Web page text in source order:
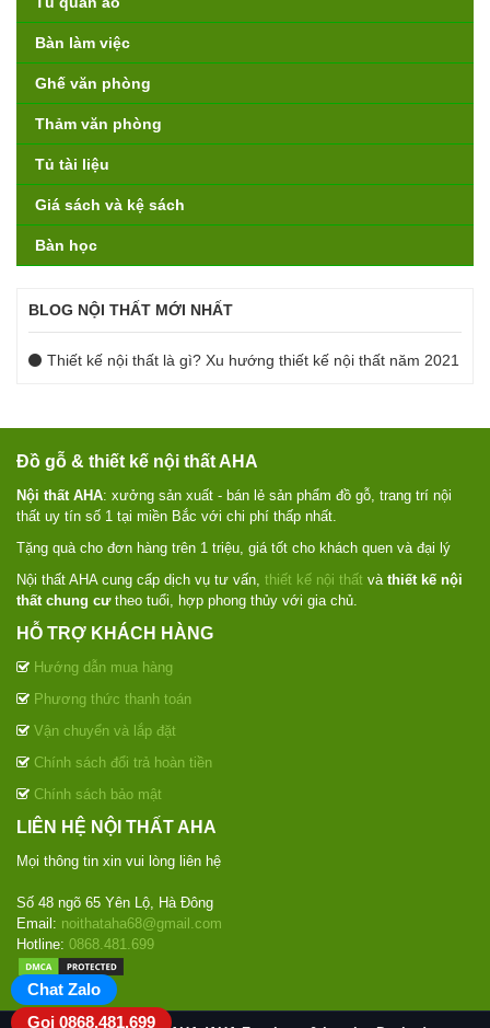
Bàn làm việc
Ghế văn phòng
Thảm văn phòng
Tủ tài liệu
Giá sách và kệ sách
Bàn học
BLOG NỘI THẤT MỚI NHẤT
Thiết kế nội thất là gì? Xu hướng thiết kế nội thất năm 2021
Đồ gỗ & thiết kế nội thất AHA
Nội thất AHA: xưởng sản xuất - bán lẻ sản phẩm đồ gỗ, trang trí nội
thất uy tín số 1 tại miền Bắc với chi phí thấp nhất.
Tặng quà cho đơn hàng trên 1 triệu, giá tốt cho khách quen và đại lý
Nội thất AHA cung cấp dịch vụ tư vấn, thiết kế nội thất và thiết kế nội
thất chung cưtheo tuổi, hợp phong thủy với gia chủ.
HỖ TRỢ KHÁCH HÀNG
Hướng dẫn mua hàng
Phương thức thanh toán
Vận chuyển và lắp đặt
Chính sách đổi trả hoàn tiền
Chính sách bảo mật
LIÊN HỆ NỘI THẤT AHA
Mọi thông tin xin vui lòng liên hệ
Số 48 ngõ 65 Yên Lộ, Hà Đông
Email: noithataha68@gmail.com
Hotline: 0868.481.699
Chat Zalo
Gọi 0868.481.699